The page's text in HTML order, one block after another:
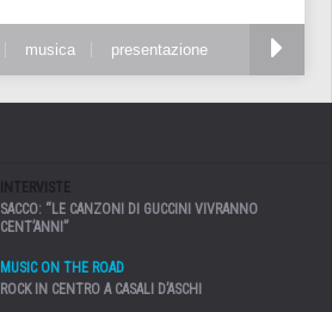
musica presentazione
INTERVISTE
SACCO: “LE CANZONI DI GUCCINI VIVRANNO
CENT’ANNI”
MUSIC ON THE ROAD
ROCK IN CENTRO A CASALI D’ASCHI